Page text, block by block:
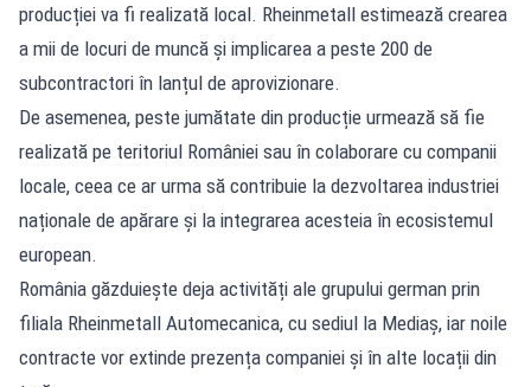
producției va fi realizată local. Rheinmetall estimează crearea
a mii de locuri de muncă și implicarea a peste 200 de
subcontractori în lanțul de aprovizionare.
De asemenea, peste jumătate din producție urmează să fie
realizată pe teritoriul României sau în colaborare cu companii
locale, ceea ce ar urma să contribuie la dezvoltarea industriei
naționale de apărare și la integrarea acesteia în ecosistemul
european.
România găzduiește deja activități ale grupului german prin
filiala Rheinmetall Automecanica, cu sediul la Mediaș, iar noile
contracte vor extinde prezența companiei și în alte locații din